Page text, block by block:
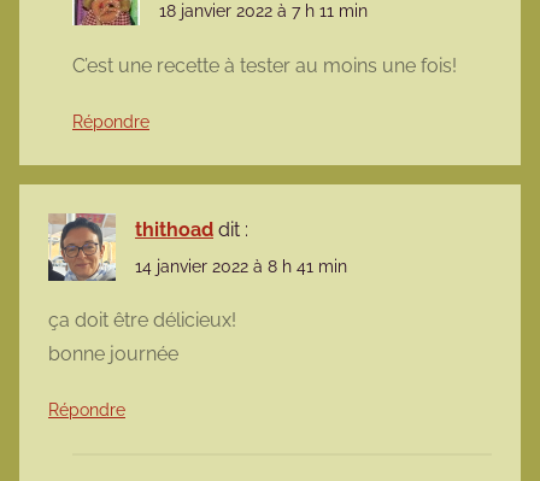
18 janvier 2022 à 7 h 11 min
C’est une recette à tester au moins une fois!
Répondre
thithoad dit :
14 janvier 2022 à 8 h 41 min
ça doit être délicieux!
bonne journée
Répondre